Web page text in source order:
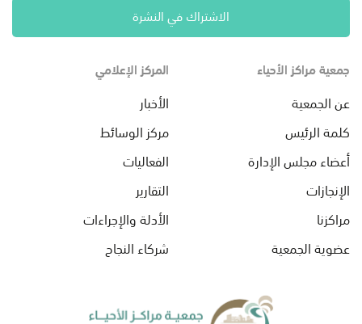
الاشتراك في النشرة
جمعية مراكز الأحياء
عن الجمعية
كلمة الرئيس
أعضاء مجلس الإدارة
الإنجازات
مراكزنا
عضوية الجمعية
المركز الإعلامي
الأخبار
مركز الوسائط
الفعاليات
التقارير
الأدلة والإجراءات
شركاء النجاح